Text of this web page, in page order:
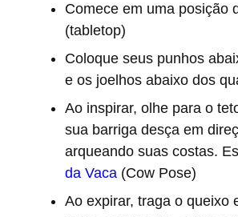
Comece em uma posição
(tabletop)
Coloque seus punhos
e os joelhos abaixo dos
Ao inspirar, olhe para o
sua barriga desça em
arqueando suas costas.
da Vaca (Cow Pose)
Ao expirar, traga o queixo